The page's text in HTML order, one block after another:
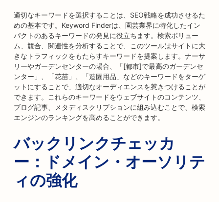
適切なキーワードを選択することは、SEO戦略を成功させるた
めの基本です。Keyword Finderは、園芸業界に特化したイン
パクトのあるキーワードの発見に役立ちます。検索ボリュー
ム、競合、関連性を分析することで、このツールはサイトに大
きなトラフィックをもたらすキーワードを提案します。ナーサ
リーやガーデンセンターの場合、「[都市]で最高のガーデンセ
ンター」、「花苗」、「造園用品」などのキーワードをターゲ
ットにすることで、適切なオーディエンスを惹きつけることが
できます。これらのキーワードをウェブサイトのコンテンツ、
ブログ記事、メタディスクリプションに組み込むことで、検索
エンジンのランキングを高めることができます。
バックリンクチェッカ
ー：ドメイン・オーソリテ
ィの強化